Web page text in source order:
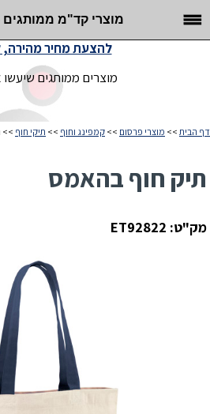
מוצרי קד"מ ממותגים
מוצרים ממותגים
להצעת מחיר מהירה,
דף הבית >> מוצרי פרסום >> קמפינג וחוף >> תיקי חוף >>
תיק חוף בהאמס
מק"ט: ET92822